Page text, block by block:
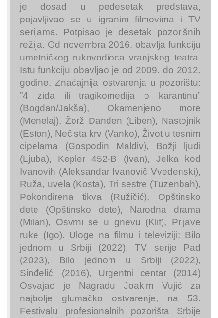
je dosad u pedesetak predstava,
pojavljivao se u igranim filmovima i TV
serijama. Potpisao je desetak pozorišnih
režija. Od novembra 2016. obavlja funkciju
umetničkog rukovodioca vranjskog teatra.
Istu funkciju obavljao je od 2009. do 2012.
godine. Značajnija ostvarenja u pozorištu:
”4 zida ili tragikomedija o karantinu”
(Bogdan/Jakša), Okamenjeno more
(Menelaj), Žorž Danden (Liben), Nastojnik
(Eston), Nečista krv (Vanko), Život u tesnim
cipelama (Gospodin Maldiv), Božji ljudi
(Ljuba), Kepler 452-B (Ivan), Jelka kod
Ivanovih (Aleksandar Ivanovič Vvedenski),
Ruža, uvela (Kosta), Tri sestre (Tuzenbah),
Pokondirena tikva (Ružičić), Opštinsko
dete (Opštinsko dete), Narodna drama
(Milan), Osvrni se u gnevu (Klif), Prljave
ruke (Igo). Uloge na filmu i televiziji: Bilo
jednom u Srbiji (2022). TV serije Pad
(2023), Bilo jednom u Srbiji (2022),
Sinđelići (2016), Urgentni centar (2014)
Osvajao je Nagradu Joakim Vujić za
najbolje glumačko ostvarenje, na 53.
Festivalu profesionalnih pozorišta Srbije